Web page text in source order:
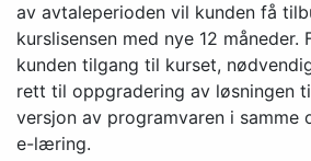
av avtaleperioden vil kunden få
kurslisensen med nye 12 måneder.
kunden tilgang til kurset,
rett til oppgradering av løsningen
versjon av programvaren i samme
e-læring.